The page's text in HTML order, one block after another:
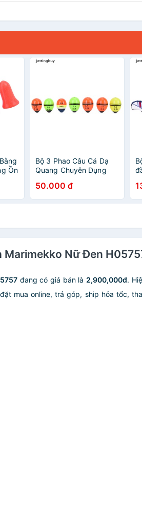
Ồn
Bộ 3 Phao Câu Cá Dạ
Quang Chuyên Dụng
50.000 đ
Marimekko Nữ Đen
đang có giá bán là 2,900,000đ.
mua online, trả góp, ship hỏa tốc,